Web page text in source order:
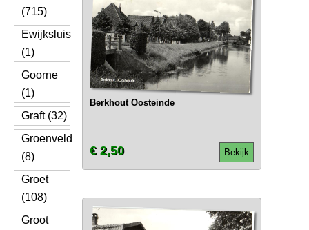
(715)
Ewijksluis
(1)
Goorne
(1)
Graft (32)
Groenveld
(8)
Groet
(108)
Groot
Berkhout Oosteinde
Bekijk
€ 2,50